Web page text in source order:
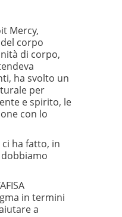
Mercy,
corpo
di corpo,
ha svolto un
per
e spirito, le
con lo
ha fatto, in
in termini
a